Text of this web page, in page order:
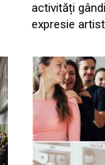
activități
expresie